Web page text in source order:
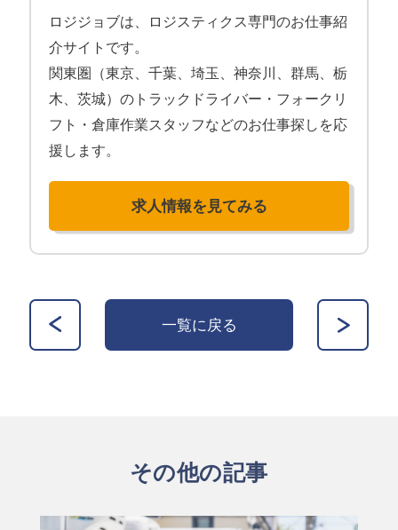
ロジジョブは、ロジスティクス専門のお仕事紹
介サイトです。
関東圏（東京、千葉、埼玉、神奈川、群馬、栃
木、茨城）のトラックドライバー・フォークリ
フト・倉庫作業スタッフなどのお仕事探しを応
援します。
求人情報を見てみる
一覧に戻る
その他の記事